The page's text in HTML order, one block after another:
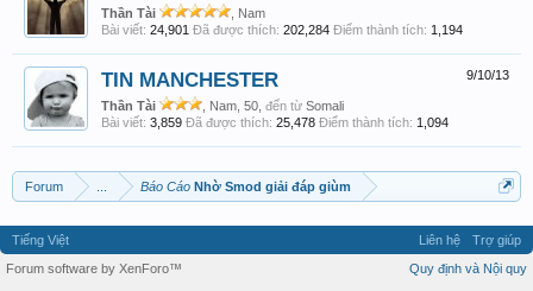
Thần Tài
, Nam
Bài viết: 24,901 Đã được thích: 202,284 Điểm thành tích: 1,194
9/10/13
TIN MANCHESTER
Thần Tài , Nam, 50, đến từ Somali
Bài viết: 3,859 Đã được thích: 25,478 Điểm thành tích: 1,094
Forum Báo Cáo Nhờ Smod giải đáp giùm
Tiếng Việt Liên hệ
Trợ giúp
Quy định và Nội quy
Forum software by XenForo™